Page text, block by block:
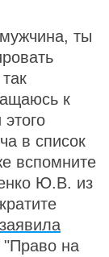
ты
к
в список
вспомните
Ю.В. из
заявила
на